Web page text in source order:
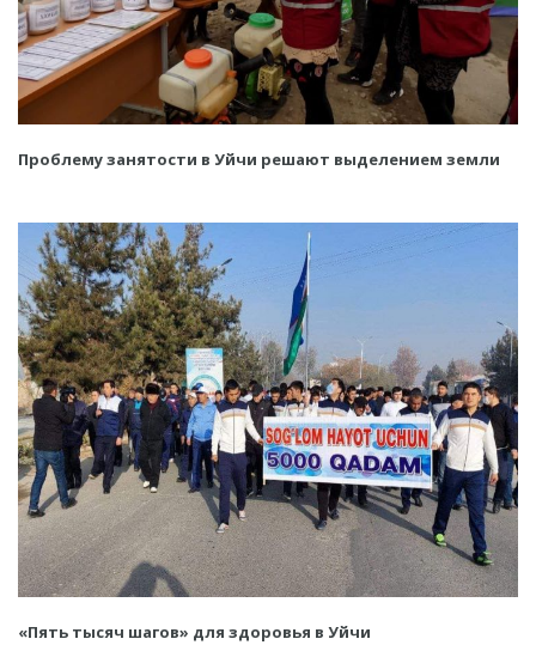
Проблему занятости в Уйчи решают выделением земли
«Пять тысяч шагов» для здоровья в Уйчи